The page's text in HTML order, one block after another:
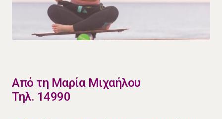
​Από τη Μαρία Μιχαήλου
Τηλ. 14990